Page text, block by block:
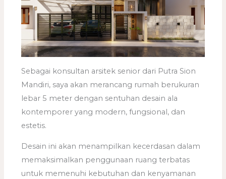
Sebagai konsultan arsitek senior dari Putra Sion
Mandiri, saya akan merancang rumah berukuran
lebar 5 meter dengan sentuhan desain ala
kontemporer yang modern, fungsional, dan
estetis.
Desain ini akan menampilkan kecerdasan dalam
memaksimalkan penggunaan ruang terbatas
untuk memenuhi kebutuhan dan kenyamanan